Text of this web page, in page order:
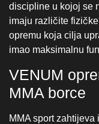
mobilnosti – borac
sposoban izvesti
toga profesionalci
MMA rukavice s
hvat i prijelaz iz
Rashguardi s
skupine bez
Fokusirane